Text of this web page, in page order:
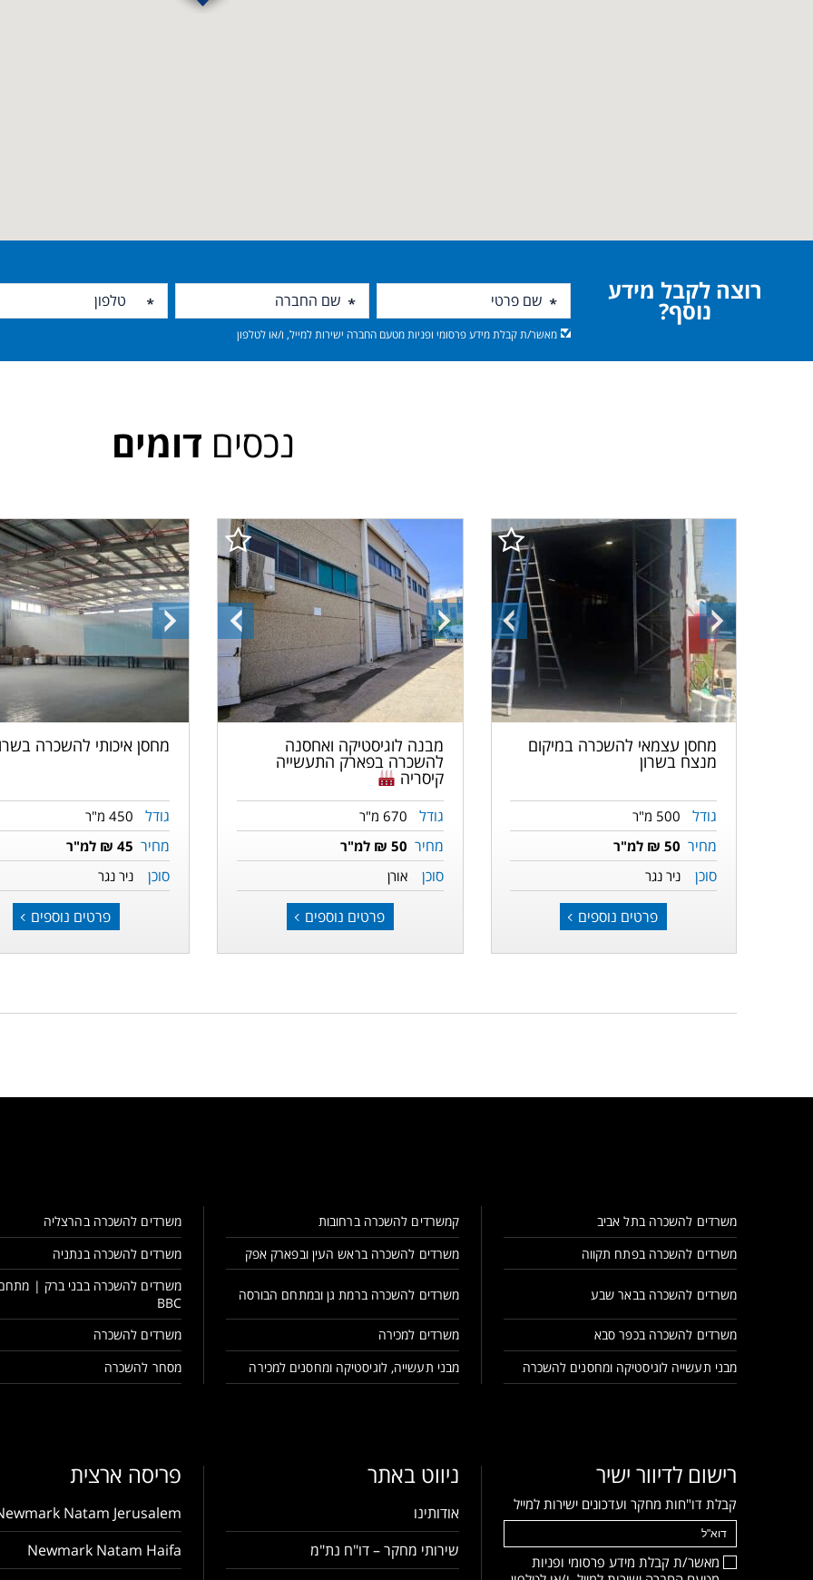
רוצה לקבל מידע
נוסף?
מאשר/ת קבלת מידע פרסומי ופניות מטעם החברה ישירות למייל, ו/או לטלפון
נכסים דומים
התמונה
הקודמת
התמונה
הבאה
מחסן עצמאי להשכרה במיקום
מנצח בשרון
גודל 500 מ"ר
מחיר 50 ₪ למ"ר
סוכן ניר נגר
פרטים נוספים
התמונה
הקודמת
התמונה
הבאה
מבנה לוגיסטיקה ואחסנה
להשכרה בפארק התעשייה
קיסריה
גודל 670 מ"ר
מחיר 50 ₪ למ"ר
סוכן אורן
פרטים נוספים
התמונה
הבאה
מחסן איכותי להשכרה
גודל 450 מ"ר
מחיר 45 ₪ למ"ר
סוכן ניר נגר
פרטים נוספים
משרדים להשכרה בתל אביב קמשרדים להשכרה ברחובות משרדים להשכרה בהרצליה
משרדים להשכרה בפתח תקווה
משרדים להשכרה בראש העין ובפארק אפק משרדים להשכרה בנתניה
משרדים להשכרה בבאר שבע משרדים להשכרה ברמת גן ובמתחם הבורסה
משרדים להשכרה בבני ברק |
BBC
משרדים להשכרה בכפר סבא משרדים למכירה משרדים להשכרה
מבני תעשייה לוגיסטיקה ומחסנים להשכרה
מבני תעשייה, לוגיסטיקה ומחסנים למכירה מסחר להשכרה
רישום לדיוור ישיר
קבלת דו"חות מחקר ועדכונים ישירות למייל
מאשר/ת קבלת מידע פרסומי ופניות
ניווט באתר
אודותינו
שירותי מחקר – דו"ח נת"מ
פריסה ארצית
Natam Jerusalem
Newmark Natam Haifa